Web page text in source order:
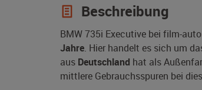
Beschreibung
BMW 735i Executive bei film-
Jahre. Hier handelt es sich um
aus Deutschland hat als
mittlere Gebrauchsspuren bei